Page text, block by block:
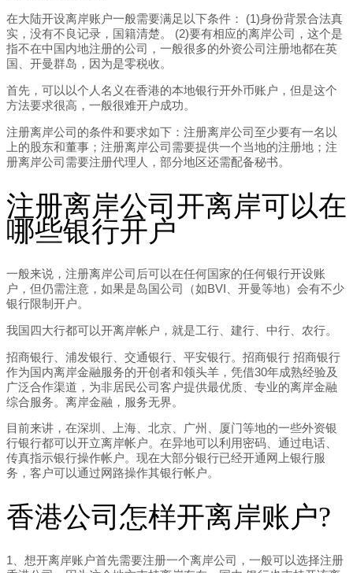
在大陆开设离岸账户一般需要满足以下条件： (1)身份背景合法真
实，没有不良记录，国籍清楚。 (2)要有相应的离岸公司，这个是
指不在中国内地注册的公司，一般很多的外资公司注册地都在英
国、开曼群岛，因为是零税收。
首先，可以以个人名义在香港的本地银行开外币账户，但是这个
方法要求很高，一般很难开户成功。
注册离岸公司的条件和要求如下：注册离岸公司至少要有一名以
上的股东和董事；注册离岸公司需要提供一个当地的注册地；注
册离岸公司需要注册代理人，部分地区还需配备秘书。
注册离岸公司开离岸可以在
哪些银行开户
一般来说，注册离岸公司后可以在任何国家的任何银行开设账
户，但仍需注意，如果是岛国公司（如BVI、开曼等地）会有不少
银行限制开户。
我国四大行都可以开离岸帐户，就是工行、建行、中行、农行。
招商银行、浦发银行、交通银行、平安银行。招商银行 招商银行
作为国内离岸金融服务的开创者和领头羊，凭借30年成熟经验及
广泛合作渠道，为非居民公司客户提供最优质、专业的离岸金融
综合服务。离岸金融，服务无界。
目前来讲，在深圳、上海、北京、广州、厦门等地的一些外资银
行银行都可以开立离岸帐户。在异地可以利用密码、通过电话、
传真指示银行操作帐户。现在大部分银行已经开通网上银行服
务，客户可以通过网路操作其银行帐户。
香港公司怎样开离岸账户?
1、想开离岸账户首先需要注册一个离岸公司，一般可以选择注册